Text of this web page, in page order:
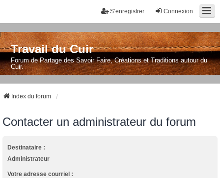
Connexion
S’enregistrer
Travail du Cuir
Forum de Partage des Savoir Faire, Créations et Traditions autour du
Cuir.
Index du forum
Contacter un administrateur du forum
Destinataire :
Administrateur
Votre adresse courriel :